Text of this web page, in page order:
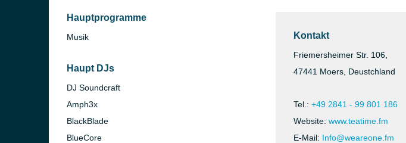
Hauptprogramme
Musik
Haupt DJs
DJ Soundcraft
Amph3x
BlackBlade
BlueCore
Kontakt
Friemersheimer Str. 106,
47441 Moers, Deustchland
Tel.: +49 2841 - 99 801 186
Website: www.teatime.fm
E-Mail: Info@weareone.fm